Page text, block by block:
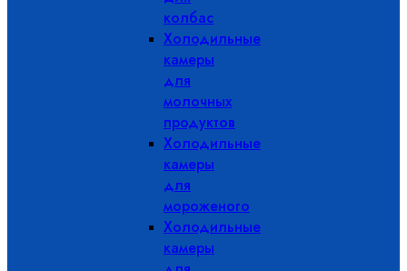
колбас
Холодильные
камеры
для
молочных
продуктов
Холодильные
камеры
для
мороженого
Холодильные
камеры